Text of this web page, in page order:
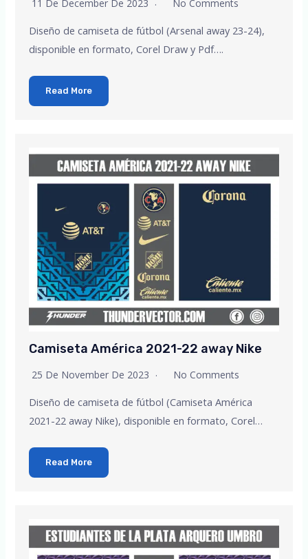
11 De December De 2023 No Comments
Diseño de camiseta de fútbol (Arsenal away 23-24),
disponible en formato, Corel Draw y Pdf….
Read More
Camiseta América 2021-22 away Nike
25 De November De 2023 No Comments
Diseño de camiseta de fútbol (Camiseta América
2021-22 away Nike), disponible en formato, Corel…
Read More